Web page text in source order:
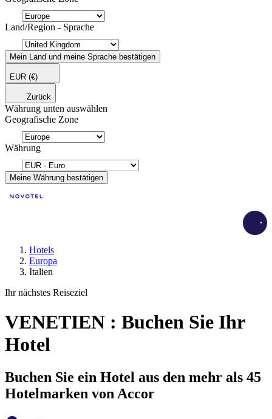
Land/Region - Sprache
Mein Land und meine Sprache bestätigen
EUR (€)
Zurück
Währung unten auswählen
Geografische Zone
Währung
Meine Währung bestätigen
Hotels
Europa
Italien
Ihr nächstes Reiseziel
VENETIEN : Buchen Sie Ihr
Hotel
Buchen Sie ein Hotel aus den mehr als 45
Hotelmarken von Accor